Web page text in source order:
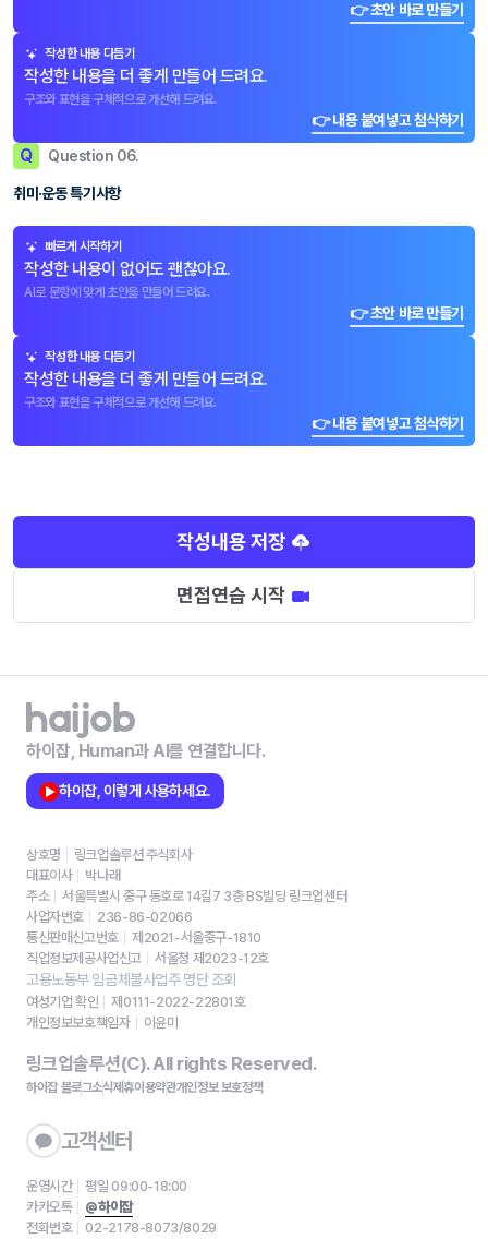
👉 초안 바로 만들기
작성한 내용 다듬기
작성한 내용을 더 좋게 만들어 드려요.
구조와 표현을 구체적으로 개선해 드려요.
👉 내용 붙여넣고 첨삭하기
Q Question 06.
취미·운동 특기사항
빠르게 시작하기
작성한 내용이 없어도 괜찮아요.
AI로 문항에 맞게 초안을 만들어 드려요.
👉 초안 바로 만들기
작성한 내용 다듬기
작성한 내용을 더 좋게 만들어 드려요.
구조와 표현을 구체적으로 개선해 드려요.
👉 내용 붙여넣고 첨삭하기
작성내용 저장
면접연습 시작
하이잡, Human과 AI를 연결합니다.
하이잡, 이렇게 사용하세요.
상호명
링크업솔루션 주식회사
대표이사
박나래
주소
서울특별시 중구 동호로 14길7 3층 BS빌딩 링크업센터
사업자번호
236-86-02066
통신판매신고번호
제2021-서울중구-1810
직업정보제공사업신고
서울청 제2023-12호
고용노동부 임금체불사업주 명단 조회
여성기업 확인
제0111-2022-22801호
개인정보보호책임자
이윤미
링크업솔루션(C). All rights Reserved.
하이잡 블로그소식제휴이용약관개인정보 보호정책
고객센터
운영시간
평일 09:00-18:00
카카오톡
@하이잡
전화번호
02-2178-8073/8029